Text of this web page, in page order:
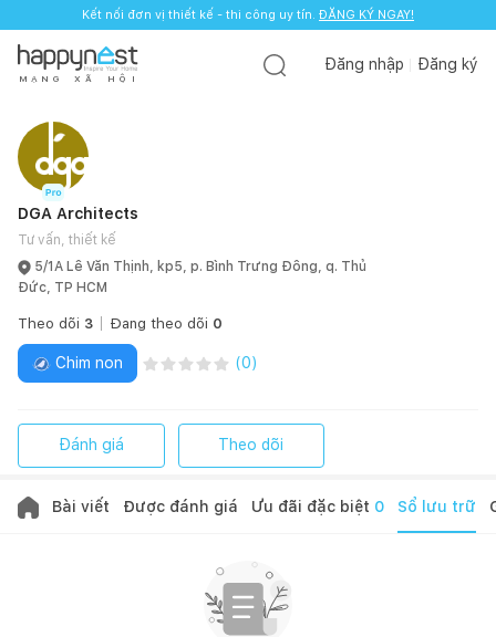
Kết nối đơn vị thiết kế - thi công uy tín. ĐĂNG KÝ NGAY!
M Ạ N G X Ã H Ộ I
Đăng nhập Đăng ký
DGA Architects
Tư vấn, thiết kế
5/1A Lê Văn Thịnh, kp5, p. Bình Trưng Đông, q. Thủ
Đức, TP HCM
Theo dõi 3 Đang theo dõi 0
Chim non (0)
Đánh giá Theo dõi
Bài viết Được đánh giá Ưu đãi đặc biệt 0 Sổ lưu trữ